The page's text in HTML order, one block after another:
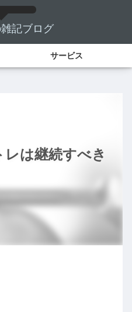
記ブログ
サービス
は継続すべき